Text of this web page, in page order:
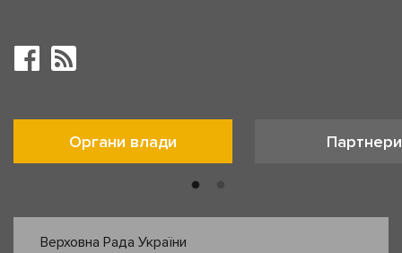
Органи влади Партнери
Верховна Рада України